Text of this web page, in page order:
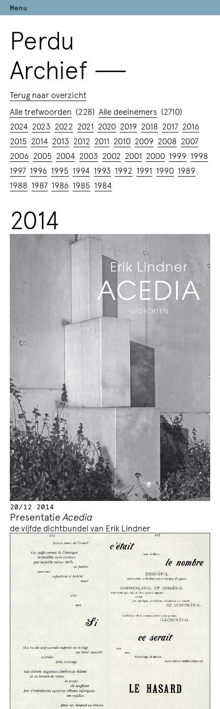
Menu
Perdu
Archief
—
Terug naar overzicht
Alle trefwoorden (228) Alle deelnemers (2710)
2024 2023 2022 2021 2020 2019 2018 2017 2016
2015 2014 2013 2012 2011 2010 2009 2008 2007
2006 2005 2004 2003 2002 2001 2000 1999 1998
1997 1996 1995 1994 1993 1992 1991 1990 1989
1988 1987 1986 1985 1984
2014
20/12 2014
PresentatieAcedia
de vijfde dichtbundel van Erik Lindner